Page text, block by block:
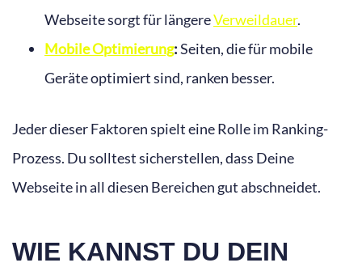
Webseite sorgt für längereVerweildauer.
Mobile Optimierung:Seiten, die für mobile
Geräte optimiert sind, ranken besser.
Jeder dieser Faktoren spielt eine Rolle im Ranking-
Prozess. Du solltest sicherstellen, dass Deine
Webseite in all diesen Bereichen gut abschneidet.
WIE KANNST DU DEIN